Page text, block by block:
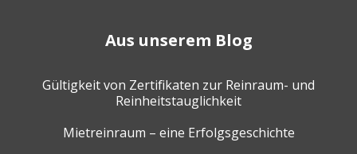
Aus unserem Blog
Gültigkeit von Zertifikaten zur Reinraum- und
Reinheitstauglichkeit
Mietreinraum – eine Erfolgsgeschichte